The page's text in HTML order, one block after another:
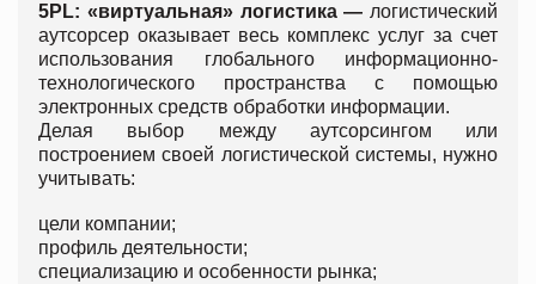
5PL: «виртуальная» логистика — логистический
аутсорсер оказывает весь комплекс услуг за счет
использования глобального информационно-
технологического пространства с помощью
электронных средств обработки информации.
Делая выбор между аутсорсингом или
построением своей логистической системы, нужно
учитывать:
цели компании;
профиль деятельности;
специализацию и особенности рынка;